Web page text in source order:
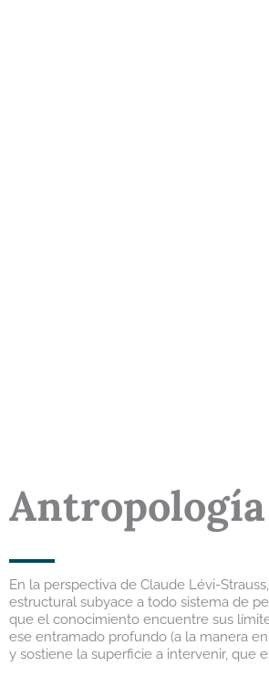
Antropología
En la perspectiva de Claude Lévi-
estructural subyace a todo sistema de
que el conocimiento encuentre sus
ese entramado profundo (a la manera
y sostiene la superficie a intervenir, que